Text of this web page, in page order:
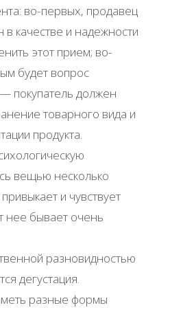
во-первых, продавец
качестве и надежности
этот прием; во-
будет вопрос
покупатель должен
товарного вида и
продукта.
вещью несколько
и чувствует
нее бывает очень
разновидностью
дегустация.
разные формы